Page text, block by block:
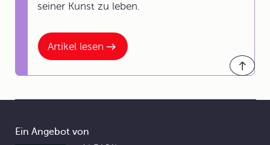
Artikel lesen
seiner Kunst zu leben.
Ein Angebot von